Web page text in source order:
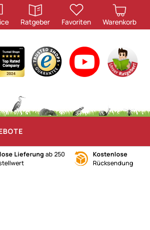
Ratgeber
öffnen
Favoriten Warenkorb
Lieferung ab 250
Kostenlose
Rücksendung